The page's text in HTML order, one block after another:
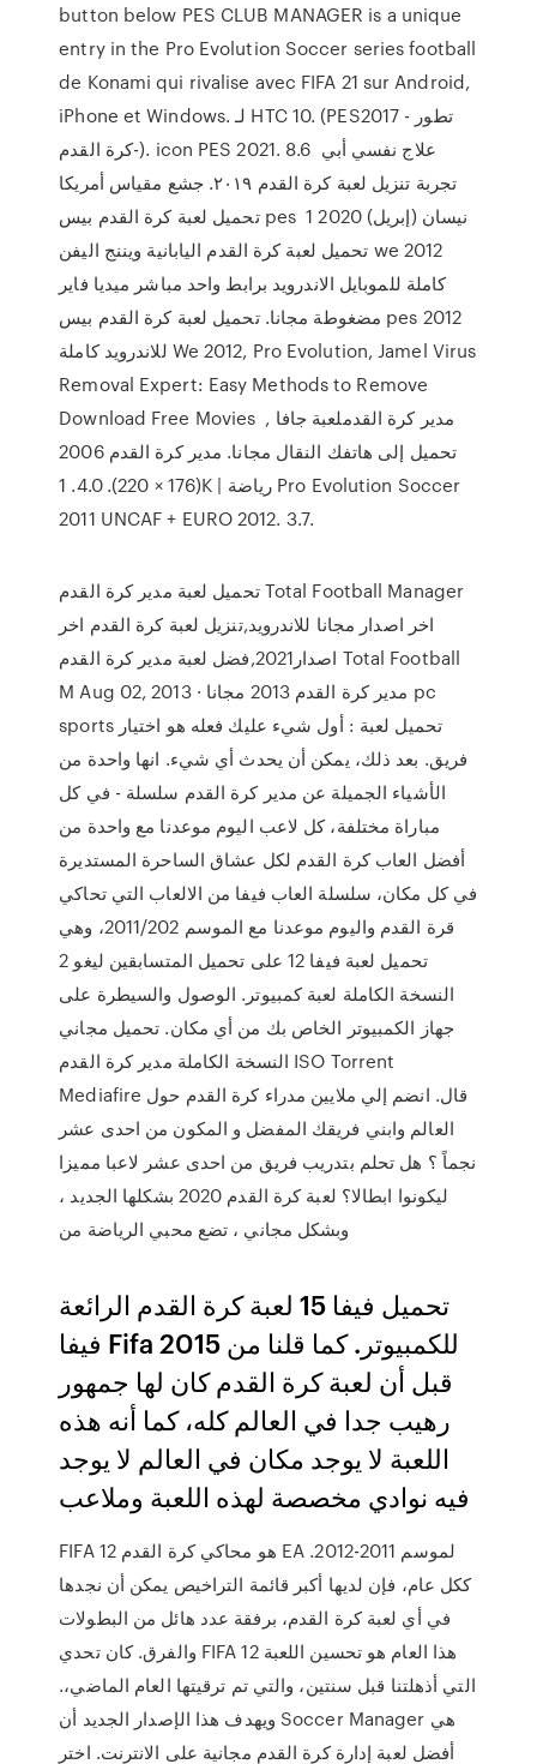
button below PES CLUB MANAGER is a unique
entry in the Pro Evolution Soccer series football
de Konami qui rivalise avec FIFA 21 sur Android,
iPhone et Windows. لـ HTC 10. (PES2017 - تطور
كرة القدم-). icon PES 2021. 8.6 علاج نفسي أبي
تجربة تنزيل لعبة كرة القدم ٢٠١٩. جشع مقياس أمريكا
تحميل لعبة كرة القدم بيس pes 1 نيسان (إبريل) 2020
تحميل لعبة كرة القدم اليابانية ويننج اليفن we 2012
كاملة للموبايل الاندرويد برابط واحد مباشر ميديا فاير
مضغوطة مجانا. تحميل لعبة كرة القدم بيس pes 2012
للاندرويد كاملة We 2012, Pro Evolution, Jamel Virus
Removal Expert: Easy Methods to Remove
Download Free Movies مدير كرة القدملعبة جافا ,
تحميل إلى هاتفك النقال مجانا. مدير كرة القدم 2006
(176 × 220). 4.0. 1K | رياضة Pro Evolution Soccer
2011 UNCAF + EURO 2012. 3.7.
تحميل لعبة مدير كرة القدم Total Football Manager
اخر اصدار مجانا للاندرويد,تنزيل لعبة كرة القدم اخر
اصدار2021,فضل لعبة مدير كرة القدم Total Football
M Aug 02, 2013 · مدير كرة القدم 2013 مجانا pc
sports تحميل لعبة : أول شيء عليك فعله هو اختيار
فريق. بعد ذلك، يمكن أن يحدث أي شيء. انها واحدة من
الأشياء الجميلة عن مدير كرة القدم سلسلة - في كل
مباراة مختلفة، كل لاعب اليوم موعدنا مع واحدة من
أفضل العاب كرة القدم لكل عشاق الساحرة المستديرة
في كل مكان، سلسلة العاب فيفا من الالعاب التي تحاكي
قرة القدم واليوم موعدنا مع الموسم 2011/202، وهي
تحميل لعبة فيفا 12 على تحميل المتسابقين ليغو 2
النسخة الكاملة لعبة كمبيوتر. الوصول والسيطرة على
جهاز الكمبيوتر الخاص بك من أي مكان. تحميل مجاني
النسخة الكاملة مدير كرة القدم ISO Torrent
Mediafire قال. انضم إلي ملايين مدراء كرة القدم حول
العالم وابني فريقك المفضل و المكون من احدى عشر
نجماً ؟ هل تحلم بتدريب فريق من احدى عشر لاعبا مميزا
ليكونوا ابطالا؟ لعبة كرة القدم 2020 بشكلها الجديد ،
وبشكل مجاني ، تضع محبي الرياضة من
تحميل فيفا 15 لعبة كرة القدم الرائعة
فيفا Fifa 2015 للكمبيوتر. كما قلنا من
قبل أن لعبة كرة القدم كان لها جمهور
رهيب جدا في العالم كله، كما أنه هذه
اللعبة لا يوجد مكان في العالم لا يوجد
فيه نوادي مخصصة لهذه اللعبة وملاعب
FIFA 12 هو محاكي كرة القدم EA لموسم 2011-2012.
ككل عام، فإن لديها أكبر قائمة التراخيص يمكن أن نجدها
في أي لعبة كرة القدم، برفقة عدد هائل من البطولات
والفرق. كان تحدي FIFA 12 هذا العام هو تحسين اللعبة
التي أذهلتنا قبل سنتين، والتي تم ترقيتها العام الماضي،.
ويهدف هذا الإصدار الجديد أن Soccer Manager هي
أفضل لعبة إدارة كرة القدم مجانية على الانترنت. اختر